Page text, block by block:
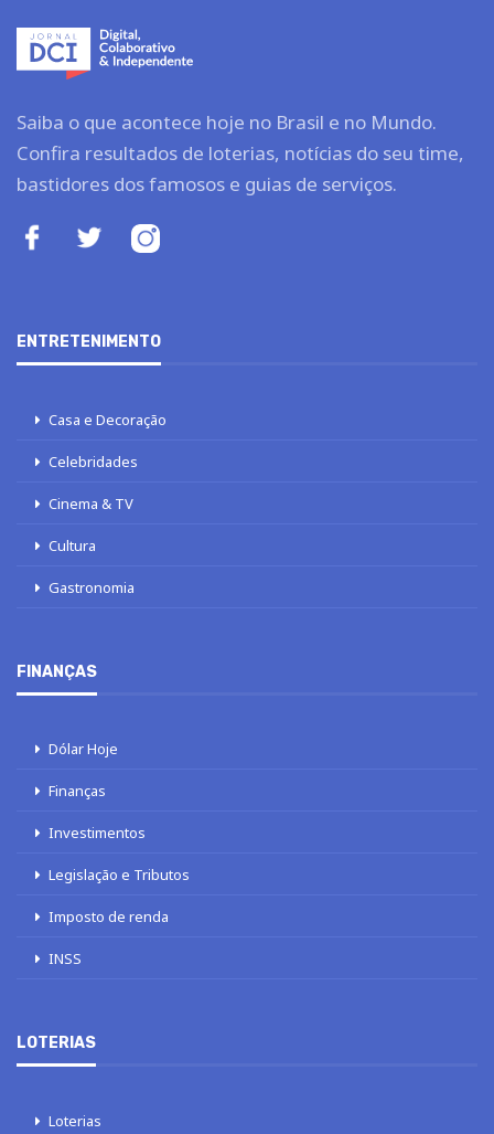
Saiba o que acontece hoje no Brasil e no Mundo.
Confira resultados de loterias, notícias do seu time,
bastidores dos famosos e guias de serviços.
ENTRETENIMENTO
Casa e Decoração
Celebridades
Cinema & TV
Cultura
Gastronomia
FINANÇAS
Dólar Hoje
Finanças
Investimentos
Legislação e Tributos
Imposto de renda
INSS
LOTERIAS
Loterias